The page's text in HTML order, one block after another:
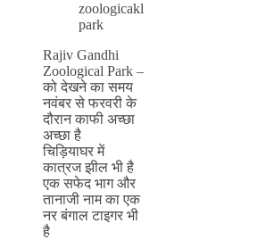
Rajiv Gandhi
Zoological Park –
को देखने का समय
नवंबर से फरवरी के
दौरान काफी अच्छा
अच्छा है
चिड़ियाघर में
कात्रज झील भी है
एक सफेद भाग और
तानाजी नाम का एक
नर बंगाल टाइगर भी
है